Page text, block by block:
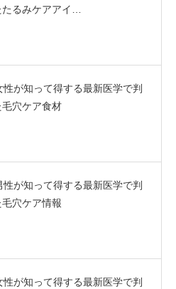
たるみケアアイ…
性が知って得する最新医学で判
毛穴ケア食材
性が知って得する最新医学で判
毛穴ケア情報
性が知って得する最新医学で判